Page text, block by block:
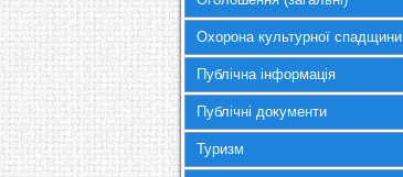
Охорона культурної спадщини
Публічна інформація
Публічні документи
Туризм